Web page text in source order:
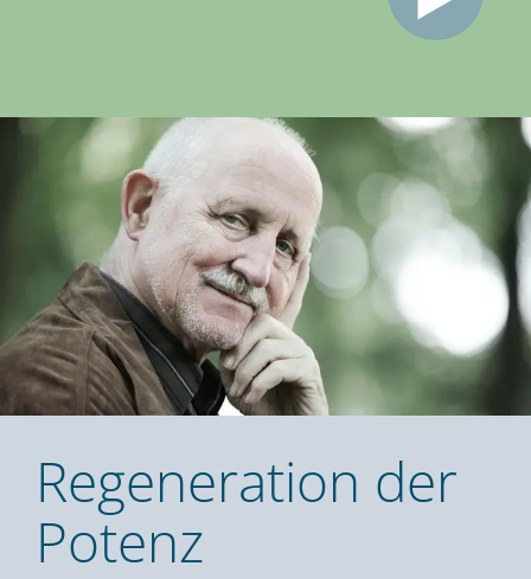
Regeneration der
Potenz